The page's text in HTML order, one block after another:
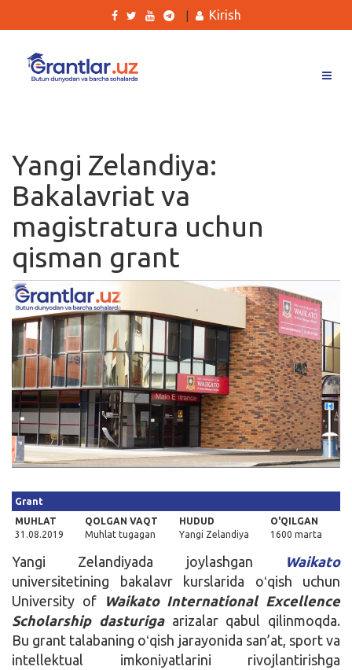
Ishlar
Kurslar
Blog
Yana
Qidirish
Kirish
Kirish
Yangi Zelandiya:
Bakalavriat va
magistratura uchun
qisman grant
Grant
MUHLAT
31.08.2019
QOLGAN VAQT
Muhlat tugagan
HUDUD
Yangi Zelandiya
O'QILGAN
1600 marta
Yangi Zelandiyada joylashgan
Waikato
universitetining bakalavr kurslarida oʻqish uchun
University of
Waikato International Excellence
Scholarship dasturigaarizalar qabul qilinmoqda.
Bu grant talabaning oʻqish jarayonida san’at, sport va
intellektual imkoniyatlarini rivojlantirishga